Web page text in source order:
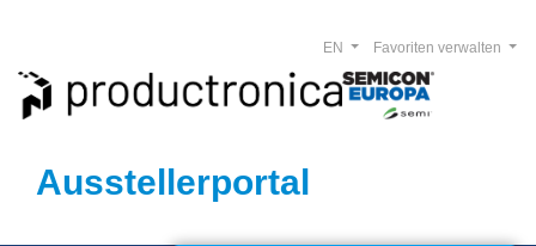
Ausstellerportal
Favoriten verwalten
EN